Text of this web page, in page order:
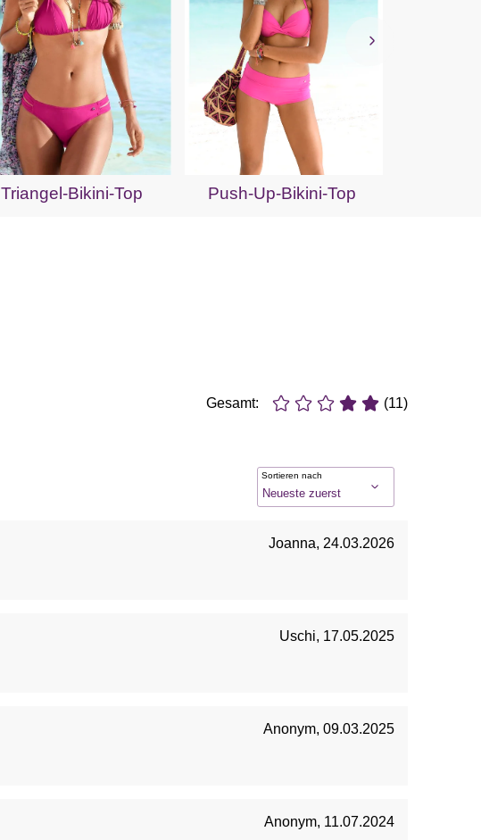
Triangel-Bikini-Top Push-Up-Bikini-Top
Gesamt: (11)
Sortieren nach
Joanna, 24.03.2026
Uschi, 17.05.2025
Anonym, 09.03.2025
Anonym, 11.07.2024